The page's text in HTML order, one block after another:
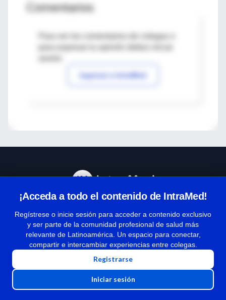
Comentarios
Para ver los comentarios de colegas o
Ingresar a IntraMed
¡Acceda a todo el contenido de IntraMed!
Regístrese o inicie sesión para acceder a contenido exclusivo
y ser parte de la comunidad profesional de salud más
relevante de Latinoamérica. Un espacio para conectar,
compartir e intercambiar experiencias entre colegas.
Registrarse
Iniciar sesión
Términos y condiciones
| Políticas de privacidad
| Todos los derechos reservados | Copyright 1997-2026